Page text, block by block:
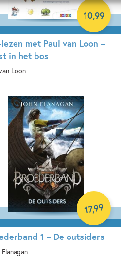
lezen met Paul van Loon –
in het bos
Loon
10,99
1 – De outsiders
17,99